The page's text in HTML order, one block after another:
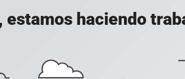
estamos haciendo